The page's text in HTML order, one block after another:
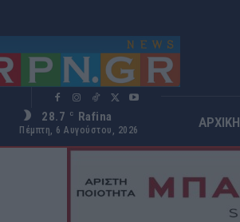
28.7 C Rafina
Πέμπτη, 6 Αυγούστου, 2026 ΑΡΧΙΚΗ